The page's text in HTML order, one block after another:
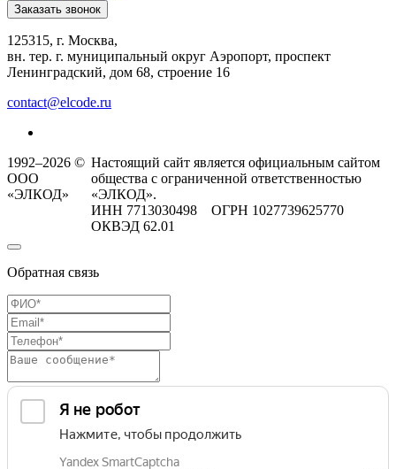
Заказать звонок
125315, г. Москва,
вн. тер. г. муниципальный округ Аэропорт, проспект
Ленинградский, дом 68, строение 16
contact@elcode.ru
1992–2026 ©
ООО
«ЭЛКОД»
Настоящий сайт является официальным сайтом
общества с ограниченной ответственностью
«ЭЛКОД».
ИНН 7713030498 ОГРН 1027739625770
ОКВЭД 62.01
Обратная связь